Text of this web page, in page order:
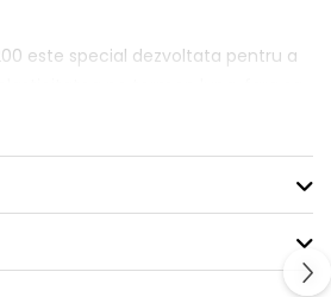
este special dezvoltata pentru a
ale lanii merino: reglarea
pentru a fi purtata cu clapari
premium din Noua Zeelanda,